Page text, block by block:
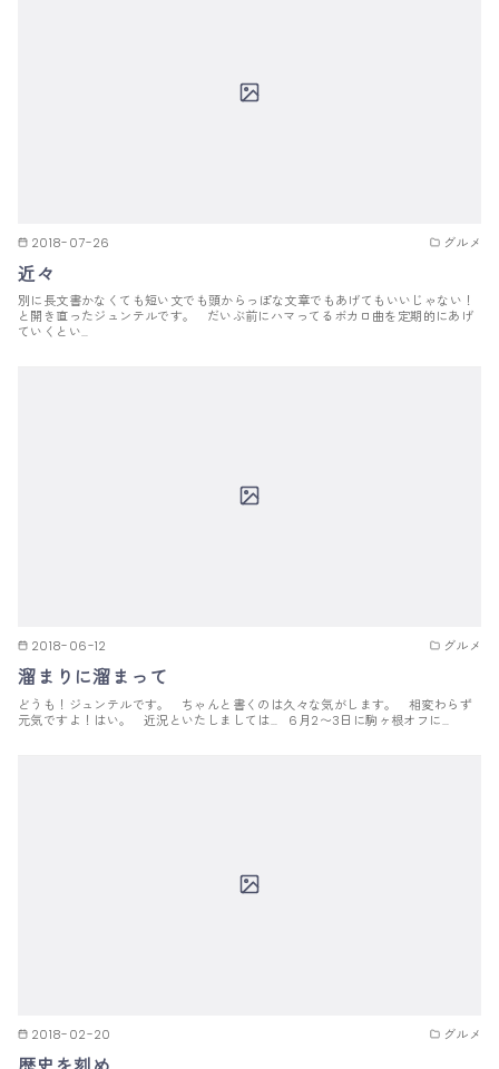
2018-07-26 グルメ
近々
別に長文書かなくても短い文でも頭からっぽな文章でもあげてもいいじゃない！
と開き直ったジュンテルです。 だいぶ前にハマってるボカロ曲を定期的にあげ
ていくとい…
2018-06-12 グルメ
溜まりに溜まって
どうも！ジュンテルです。 ちゃんと書くのは久々な気がします。 相変わらず
元気ですよ！はい。 近況といたしましては… 6月2〜3日に駒ヶ根オフに…
2018-02-20 グルメ